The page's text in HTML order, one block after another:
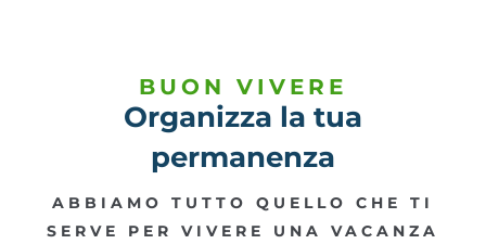
BUON VIVERE
Organizza la tua
permanenza
ABBIAMO TUTTO QUELLO CHE TI
SERVE PER VIVERE UNA VACANZA